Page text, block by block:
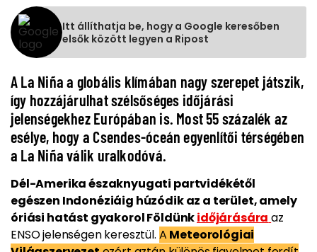
Itt állíthatja be, hogy a Google keresőben
elsők között legyen a Ripost
A La Niña a globális klímában nagy szerepet játszik,
így hozzájárulhat szélsőséges időjárási
jelenségekhez Európában is. Most 55 százalék az
esélye, hogy a Csendes-óceán egyenlítői térségében
a La Niña válik uralkodóvá.
Dél-Amerika északnyugati partvidékétől
egészen Indonéziáig húzódik az a terület, amely
óriási hatást gyakorol Földünkidőjárására az
ENSO jelenségen keresztül. A Meteorológiai